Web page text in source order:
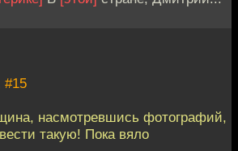
#15
насмотревшись фотографий,
такую! Пока вяло